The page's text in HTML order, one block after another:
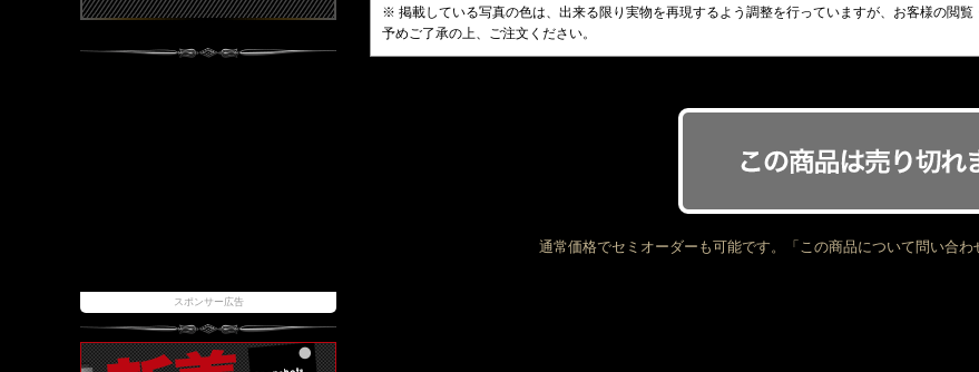
スポンサー広告
※ 掲載している写真の色は、出来る限り実物を再現するよう調整を行っていますが、お客様の閲
予めご了承の上、ご注文ください。
通常価格でセミオーダーも可能です。「この商品について問い合